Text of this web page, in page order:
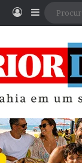
EntrarBarra